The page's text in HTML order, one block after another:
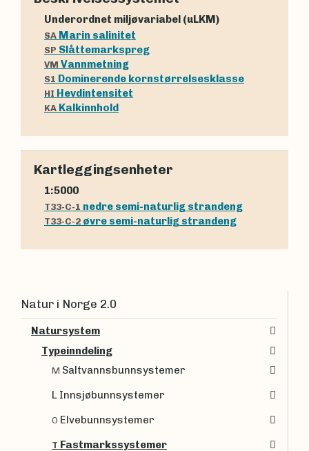
Underordnet miljøvariabel (uLKM)
SA Marin salinitet
SP Slåttemarkspreg
VM Vannmetning
S1 Dominerende kornstørrelsesklasse
HI Hevdintensitet
KA Kalkinnhold
Kartleggingsenheter
1:5000
T33-C-1 nedre semi-naturlig strandeng
T33-C-2 øvre semi-naturlig strandeng
Natur i Norge 2.0
Natursystem
Typeinndeling
M Saltvannsbunnsystemer
L Innsjøbunnsystemer
O Elvebunnsystemer
T Fastmarkssystemer